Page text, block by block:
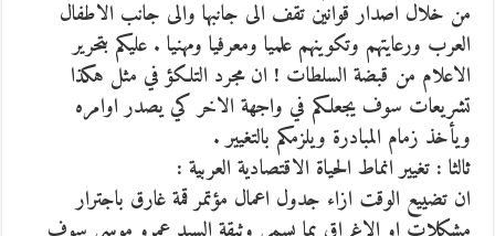
من خلال اصدار قوانين تقف الى جانبها والى جانب الاطفال
العرب ورعايتهم وتكوينهم علميا ومعرفيا ومهنيا . عليكم بتحرير
الاعلام من قبضة السلطات ! ان مجرد التلكؤ في مثل هكذا
تشريعات سوف يجعلكم في واجهة الاخر كي يصدر اوامره
ويأخذ زمام المبادرة ويلزمكم بالتغيير .
ثالثا : تغيير انماط الحياة الاقتصادية العربية :
ان تضييع الوقت ازاء جدول اعمال مؤتمر قمة غارق باجترار